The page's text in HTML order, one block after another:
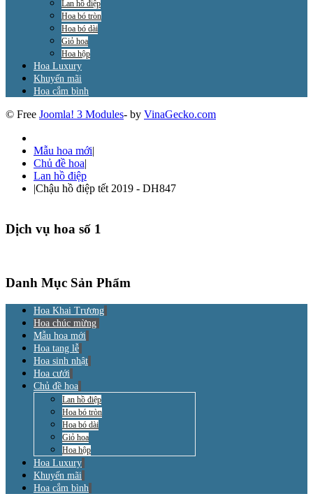
Lan hồ điệp
Hoa bó tròn
Hoa bó dài
Giỏ hoa
Hoa hộp
Hoa Luxury
Khuyến mãi
Hoa cắm bình
© Free Joomla! 3 Modules- by VinaGecko.com
Mẫu hoa mới|
Chủ đề hoa|
Lan hồ điệp
|Chậu hồ điệp tết 2019 - DH847
Dịch vụ hoa số 1
Danh Mục Sản Phẩm
Hoa Khai Trương
Hoa chúc mừng
Mẫu hoa mới
Hoa tang lễ
Hoa sinh nhật
Hoa cưới
Chủ đề hoa
Lan hồ điệp
Hoa bó tròn
Hoa bó dài
Giỏ hoa
Hoa hộp
Hoa Luxury
Khuyến mãi
Hoa cắm bình